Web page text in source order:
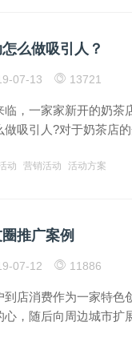
么做吸引人？
07-13 13721
，一家家新开的奶茶
吸引人?对于奶茶店
动 营销活动 活动方案
推广案例
07-12 11886
店消费作为一家特色
，随后向周边城市扩